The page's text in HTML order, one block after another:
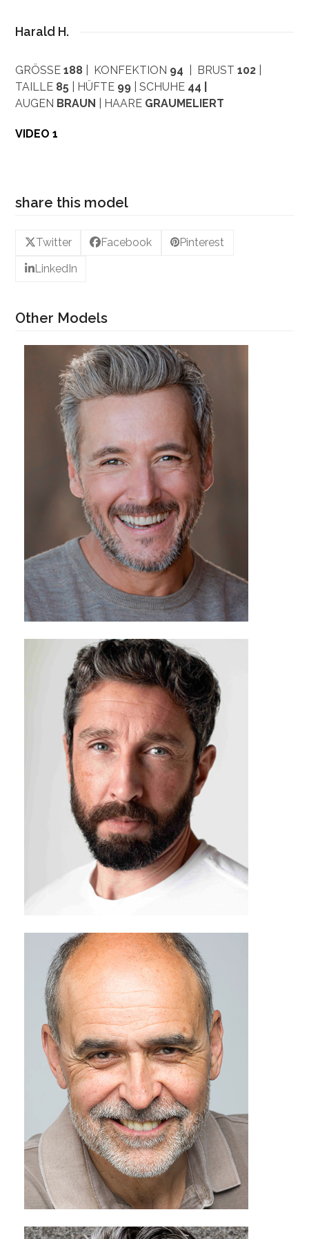
Harald H.
GRÖSSE188 | KONFEKTION 94 | BRUST102
TAILLE 85 | HÜFTE 99 | SCHUHE 44 |
AUGEN BRAUN | HAARE GRAUMELIERT
VIDEO 1
share this model
Twitter Facebook Pinterest
LinkedIn
Other Models